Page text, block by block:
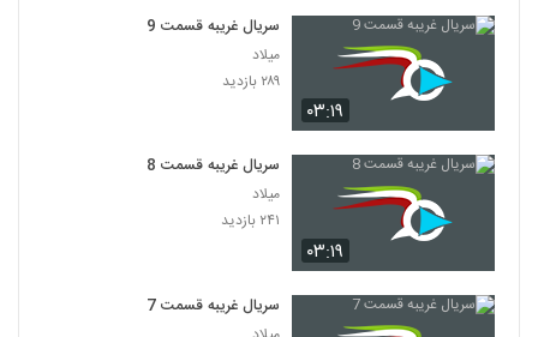
۰۳:۱۹
سریال غریبه قسمت 9
میلاد
۲۸۹ بازدید
۰۳:۱۹
سریال غریبه قسمت 8
میلاد
۲۴۱ بازدید
سریال غریبه قسمت 7